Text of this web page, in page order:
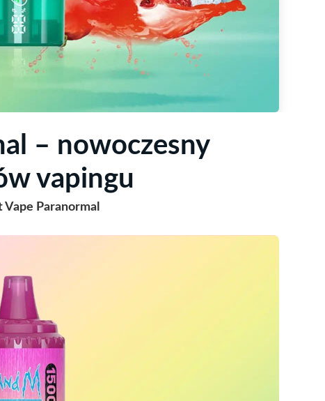
– nowoczesny
vapingu
Vape Paranormal